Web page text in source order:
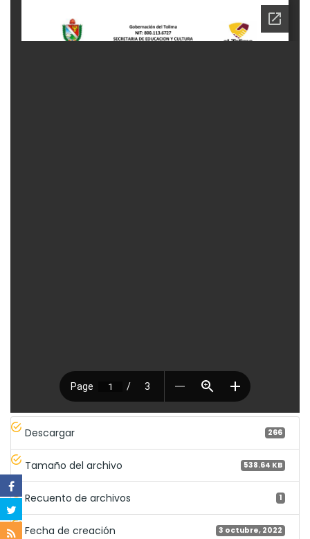
Descargar 266
Tamaño del archivo 538.64 KB
Recuento de archivos 1
Fecha de creación 3 octubre, 2022